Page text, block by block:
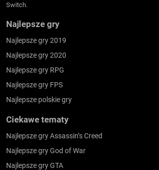
Switch.
Najlepsze gry
Najlepsze gry 2019
Najlepsze gry 2020
Najlepsze gry RPG
Najlepsze gry FPS
Najlepsze polskie gry
Ciekawe tematy
Najlepsze gry Assassin’s Creed
Najlepsze gry God of War
Najlepsze gry GTA